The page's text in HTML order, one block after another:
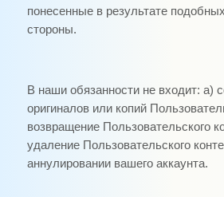
понесенные в результате
стороны.
В наши обязанности не входит: а)
оригиналов или копий
возвращение Пользовательского
удаление Пользовательского
аннулировании вашего аккаунта.